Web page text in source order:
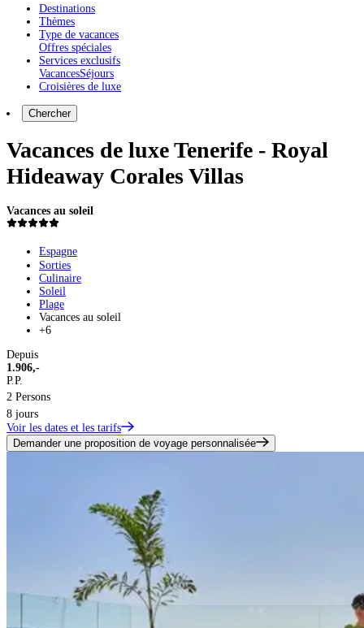
Destinations
Thèmes
Type de vacances
Offres spéciales
Services exclusifs
VacancesSéjours
Croisières de luxe
Chercher
Vacances de luxe Tenerife - Royal
Hideaway Corales Villas
Vacances au soleil
Espagne
Sorties
Culinaire
Soleil
Plage
Vacances au soleil
+6
Depuis
1.906,-
P.P.
2 Persons
8 jours
Voir les dates et les tarifs
Demander une proposition de voyage personnalisée